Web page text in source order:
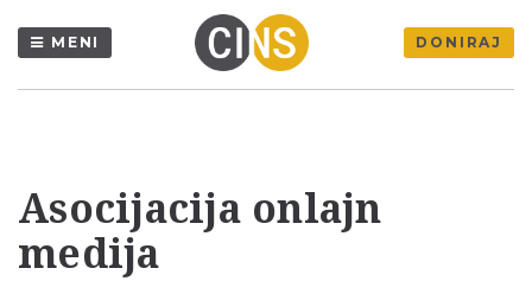
MENI DONIRAJ
Asocijacija onlajn
medija